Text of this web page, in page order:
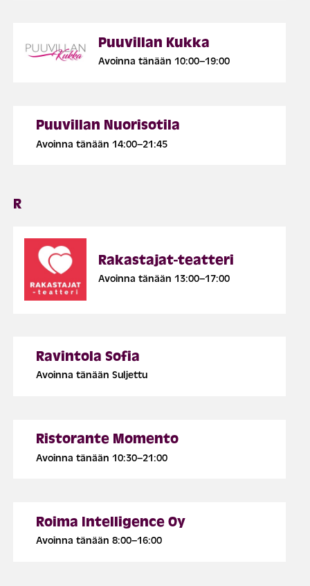
Puuvillan Kukka
Avoinna tänään 10:00–19:00
Puuvillan Nuorisotila
Avoinna tänään 14:00–21:45
R
Rakastajat-teatteri
Avoinna tänään 13:00–17:00
Ravintola Sofia
Avoinna tänään Suljettu
Ristorante Momento
Avoinna tänään 10:30–21:00
Roima Intelligence Oy
Avoinna tänään 8:00–16:00